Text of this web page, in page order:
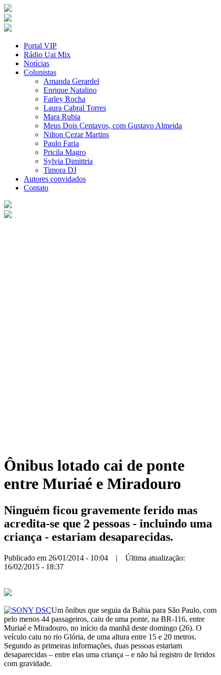
Portal VIP
Rádio Uai Mix
Notícias
Colunistas
Amanda Gerardel
Enrique Natalino
Farley Rocha
Laura Cabral Torres
Mara Rubia
Meus Dois Centavos, com Gustavo Almeida
Nilton Cezar Martins
Paulo Faria
Pricila Magro
Sylvia Dimittria
Timora DJ
Autores convidados
Contato
Ônibus lotado cai de ponte
entre Muriaé e Miradouro
Ninguém ficou gravemente ferido mas
acredita-se que 2 pessoas - incluindo uma
criança - estariam desaparecidas.
Publicado em 26/01/2014 - 10:04 | Última atualização:
16/02/2015 - 18:37
Um ônibus que seguia da Bahia para São Paulo, com
pelo menos 44 passageiros, caiu de uma ponte, na BR-116, entre
Muriaé e Miradouro, no início da manhã deste domingo (26). O
veículo caiu no rio Glória, de uma altura entre 15 e 20 metros.
Segundo as primeiras informações, duas pessoas estariam
desaparecidas – entre elas uma criança – e não há registro de feridos
com gravidade.